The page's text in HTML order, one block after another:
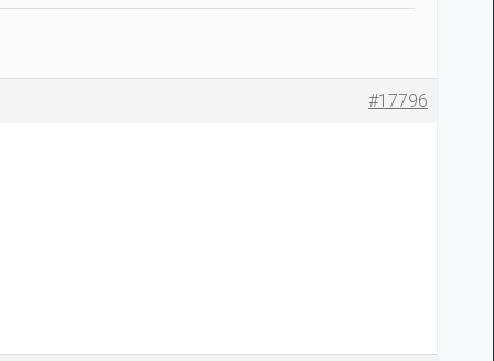
#17796